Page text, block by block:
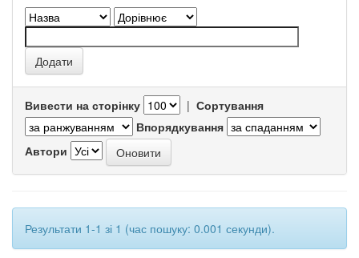
Вивести на сторінку | Сортування
Впорядкування
Автори
Результати 1-1 зі 1 (час пошуку: 0.001 секунди).